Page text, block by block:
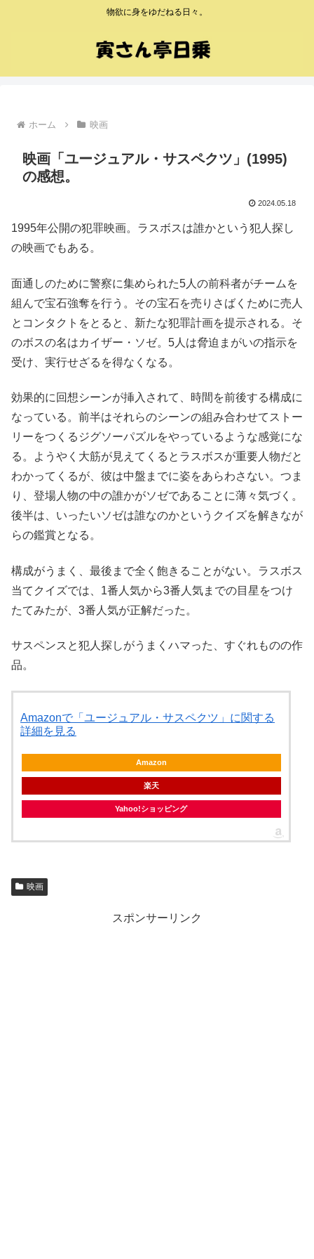
物欲に身をゆだねる日々。
ホーム 映画
映画「ユージュアル・サスペクツ」(1995)
の感想。
2024.05.18
1995年公開の犯罪映画。ラスボスは誰かという犯人探し
の映画でもある。
面通しのために警察に集められた5人の前科者がチームを
組んで宝石強奪を行う。その宝石を売りさばくために売人
とコンタクトをとると、新たな犯罪計画を提示される。そ
のボスの名はカイザー・ソゼ。5人は脅迫まがいの指示を
受け、実行せざるを得なくなる。
効果的に回想シーンが挿入されて、時間を前後する構成に
なっている。前半はそれらのシーンの組み合わせてストー
リーをつくるジグソーパズルをやっているような感覚にな
る。ようやく大筋が見えてくるとラスボスが重要人物だと
わかってくるが、彼は中盤までに姿をあらわさない。つま
り、登場人物の中の誰かがソゼであることに薄々気づく。
後半は、いったいソゼは誰なのかというクイズを解きなが
らの鑑賞となる。
構成がうまく、最後まで全く飽きることがない。ラスボス
当てクイズでは、1番人気から3番人気までの目星をつけ
たてみたが、3番人気が正解だった。
サスペンスと犯人探しがうまくハマった、すぐれものの作
品。
Amazonで「ユージュアル・サスペクツ」に関する
詳細を見る
Amazon
楽天
Yahoo!ショッピング
映画
スポンサーリンク